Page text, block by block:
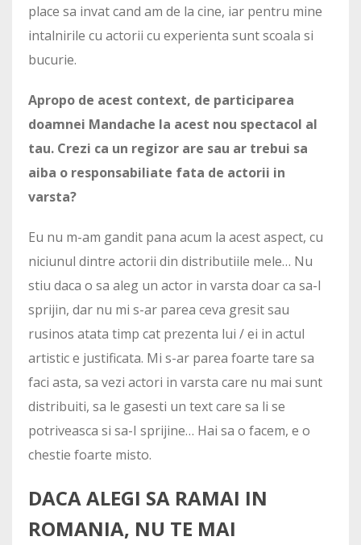
place sa invat cand am de la cine, iar pentru mine
intalnirile cu actorii cu experienta sunt scoala si
bucurie.
Apropo de acest context, de participarea
doamnei Mandache la acest nou spectacol al
tau. Crezi ca un regizor are sau ar trebui sa
aiba o responsabiliate fata de actorii in
varsta?
Eu nu m-am gandit pana acum la acest aspect, cu
niciunul dintre actorii din distributiile mele… Nu
stiu daca o sa aleg un actor in varsta doar ca sa-l
sprijin, dar nu mi s-ar parea ceva gresit sau
rusinos atata timp cat prezenta lui / ei in actul
artistic e justificata. Mi s-ar parea foarte tare sa
faci asta, sa vezi actori in varsta care nu mai sunt
distribuiti, sa le gasesti un text care sa li se
potriveasca si sa-I sprijine… Hai sa o facem, e o
chestie foarte misto.
DACA ALEGI SA RAMAI IN
ROMANIA, NU TE MAI